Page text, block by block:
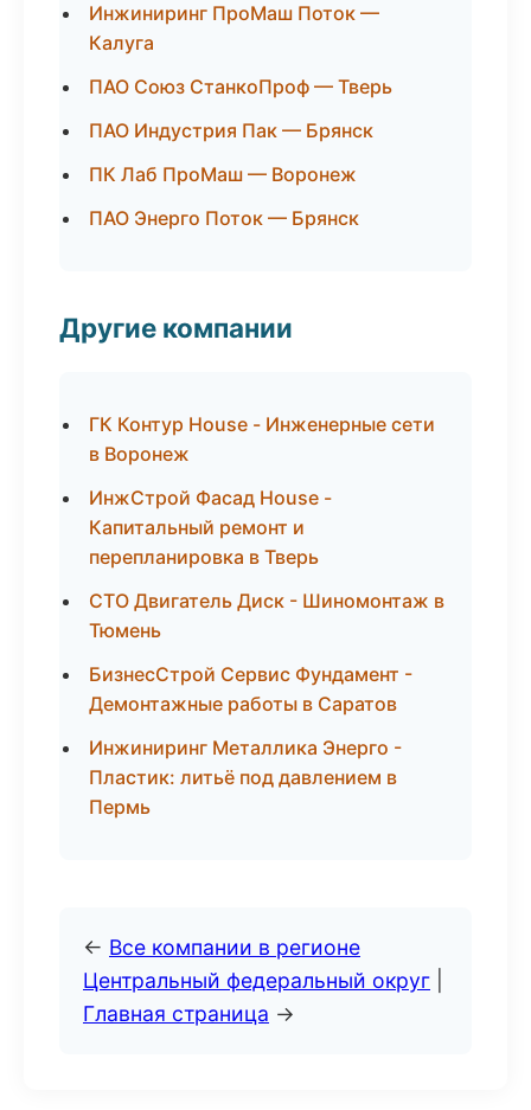
Инжиниринг ПроМаш Поток —
Калуга
ПАО Союз СтанкоПроф — Тверь
ПАО Индустрия Пак — Брянск
ПК Лаб ПроМаш — Воронеж
ПАО Энерго Поток — Брянск
Другие компании
ГК Контур House - Инженерные сети
в Воронеж
ИнжСтрой Фасад House -
Капитальный ремонт и
перепланировка в Тверь
СТО Двигатель Диск - Шиномонтаж в
Тюмень
БизнесСтрой Сервис Фундамент -
Демонтажные работы в Саратов
Инжиниринг Металлика Энерго -
Пластик: литьё под давлением в
Пермь
← Все компании в регионе
Центральный федеральный округ
Главная страница →